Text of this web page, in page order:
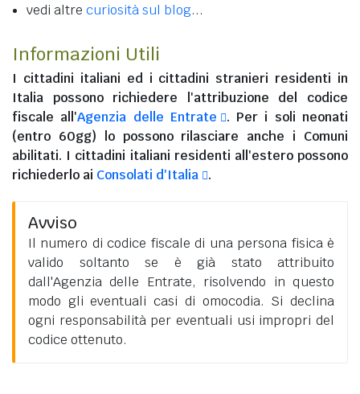
vedi altre curiosità sul blog...
Informazioni Utili
I cittadini italiani ed i cittadini stranieri residenti in
Italia possono richiedere l'attribuzione del codice
fiscale all'Agenzia delle Entrate
. Per i soli neonati
(entro 60gg) lo possono rilasciare anche i Comuni
abilitati. I cittadini italiani residenti all'esteropossono
richiederlo ai Consolati d'Italia .
Avviso
Il numero di codice fiscale di una persona fisica è
valido soltanto se è già stato attribuito
dall'Agenzia delle Entrate, risolvendo in questo
modo gli eventuali casi di omocodia. Si declina
ogni responsabilità per eventuali usi impropri del
codice ottenuto.